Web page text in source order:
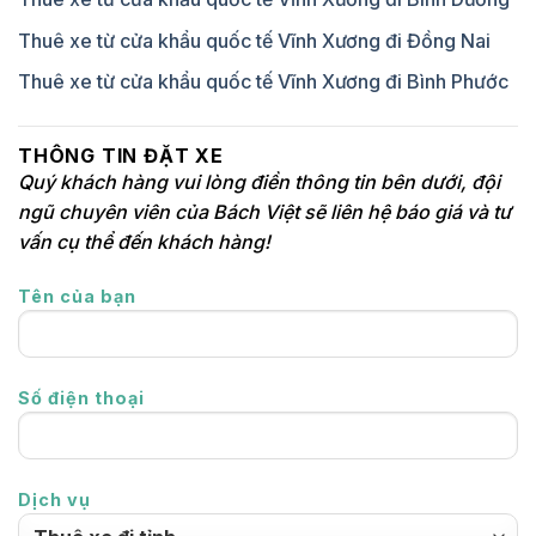
Thuê xe từ cửa khẩu quốc tế Vĩnh Xương đi Đồng Nai
Thuê xe từ cửa khẩu quốc tế Vĩnh Xương đi Bình Phước
THÔNG TIN ĐẶT XE
Quý khách hàng vui lòng điền thông tin bên dưới, đội
ngũ chuyên viên của Bách Việt sẽ liên hệ báo giá và tư
vấn cụ thể đến khách hàng!
Tên của bạn
Số điện thoại
Dịch vụ